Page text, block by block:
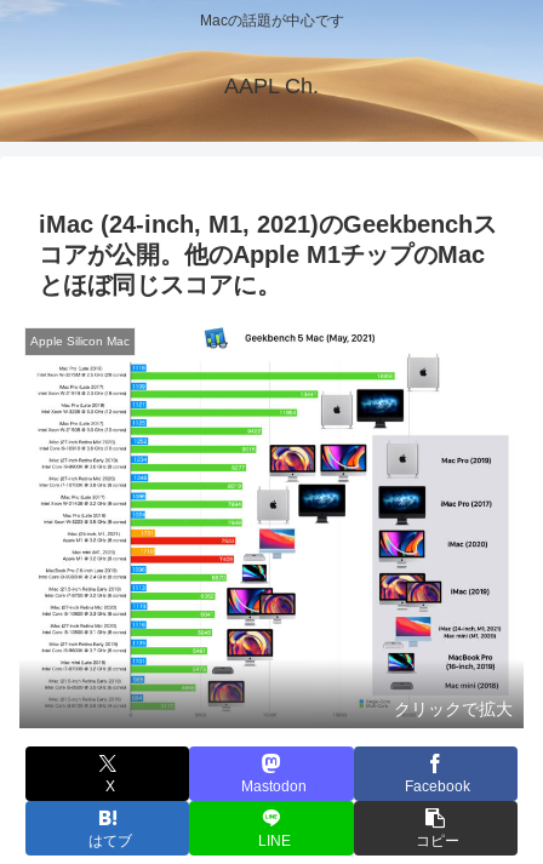
Macの話題が中心です
AAPL Ch.
iMac (24-inch, M1, 2021)のGeekbenchス
コアが公開。他のApple M1チップのMac
とほぼ同じスコアに。
Apple Silicon Mac
クリックで拡大
X Mastodon Facebook
はてブ LINE コピー